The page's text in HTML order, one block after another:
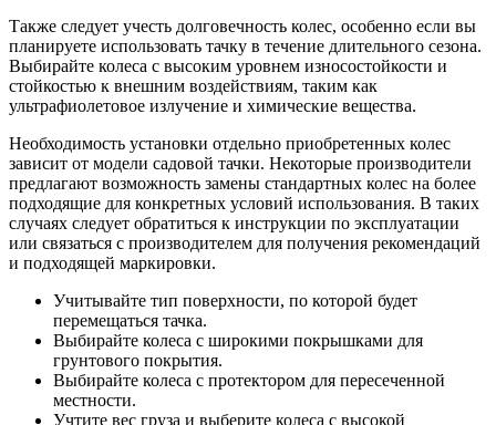
Также следует учесть долговечность колес, особенно если вы
планируете использовать тачку в течение длительного сезона.
Выбирайте колеса с высоким уровнем износостойкости и
стойкостью к внешним воздействиям, таким как
ультрафиолетовое излучение и химические вещества.
Необходимость установки отдельно приобретенных колес
зависит от модели садовой тачки. Некоторые производители
предлагают возможность замены стандартных колес на более
подходящие для конкретных условий использования. В таких
случаях следует обратиться к инструкции по эксплуатации
или связаться с производителем для получения рекомендаций
и подходящей маркировки.
Учитывайте тип поверхности, по которой будет
перемещаться тачка.
Выбирайте колеса с широкими покрышками для
грунтового покрытия.
Выбирайте колеса с протектором для пересеченной
местности.
Учтите вес груза и выберите колеса с высокой